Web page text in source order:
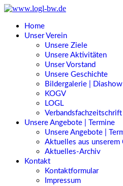
Home
Unser Verein
Unsere Ziele
Unsere Aktivitäten
Unser Vorstand
Unsere Geschichte
Bildergalerie | Diashow
KOGV
LOGL
Verbandsfachzeitschrift
Unsere Angebote | Termine
Unsere Angebote |
Aktuelles aus unserem
Aktuelles-Archiv
Kontakt
Kontaktformular
Impressum